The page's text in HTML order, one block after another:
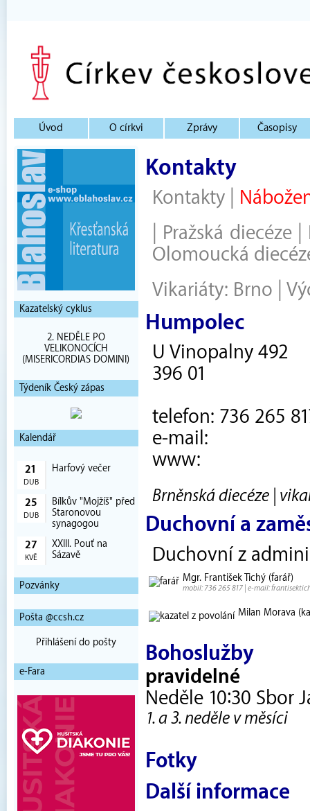
Úvod O církvi Zprávy Časopisy
Kazatelský cyklus
2. NEDĚLE PO
VELIKONOCÍCH
(MISERICORDIAS DOMINI)
Týdeník Český zápas
Kalendář
21
DUB
Harfový večer
25
DUB
Bílkův "Mojžíš" před
Staronovou
synagogou
27
KVĚ
XXIII. Pouť na
Sázavě
Pozvánky
Pošta @ccsh.cz
Přihlášení do pošty
e-Fara
Kontakty
Kontakty
Pražská diecéze|
Olomoucká
Vikariáty: Brno
Humpolec
U Vinopalny 492
396 01
telefon: 736 265
e-mail:
www:
Brněnská diecéze |
Duchovní a
Duchovní z
Mgr. František Tichý (farář)
mobil: 736 265 817 | e-mail:
Milan Morava
Bohoslužby
pravidelné
Neděle 10:30 Sbor
1. a 3. neděle v měsíci
Fotky
Další informace